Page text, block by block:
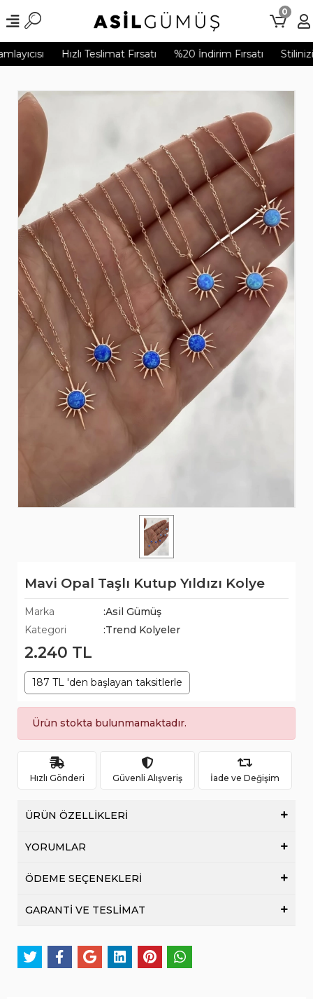
Hızlı Teslimat Fırsatı %20 İndirim Fırsatı
0
Mavi Opal Taşlı Kutup Yıldızı Kolye
Marka
:Asil Gümüş
Kategori
:Trend Kolyeler
2.240 TL
187 TL 'den başlayan taksitlerle
Ürün stokta bulunmamaktadır.
Hızlı Gönderi Güvenli Alışveriş İade ve Değişim
ÜRÜN ÖZELLİKLERİ
YORUMLAR
ÖDEME SEÇENEKLERİ
GARANTİ VE TESLİMAT